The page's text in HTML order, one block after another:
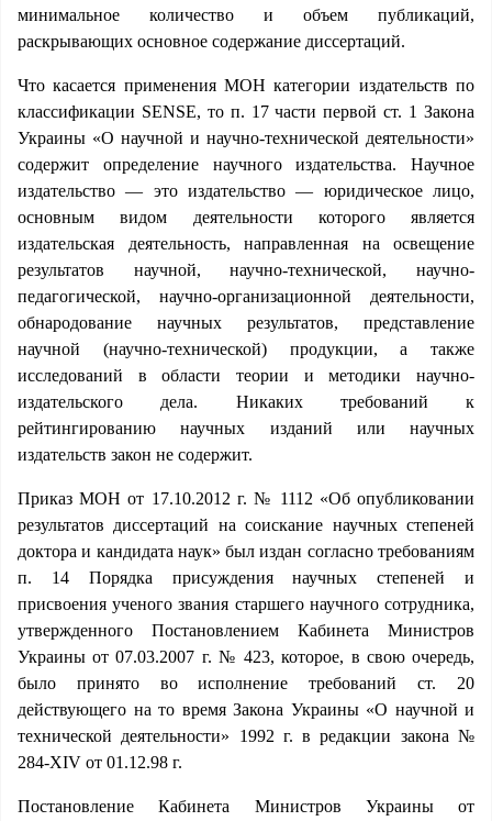
минимальное количество и объем публикаций,
раскрывающих основное содержание диссертаций.
Что касается применения МОН категории издательств по
классификации SENSE, то п. 17 части первой ст. 1 Закона
Украины «О научной и научно-технической деятельности»
содержит определение научного издательства. Научное
издательство — это издательство — юридическое лицо,
основным видом деятельности которого является
издательская деятельность, направленная на освещение
результатов научной, научно-технической, научно-
педагогической, научно-организационной деятельности,
обнародование научных результатов, представление
научной (научно-технической) продукции, а также
исследований в области теории и методики научно-
издательского дела. Никаких требований к
рейтингированию научных изданий или научных
издательств закон не содержит.
Приказ МОН от 17.10.2012 г. № 1112 «Об опубликовании
результатов диссертаций на соискание научных степеней
доктора и кандидата наук» был издан согласно требованиям
п. 14 Порядка присуждения научных степеней и
присвоения ученого звания старшего научного сотрудника,
утвержденного Постановлением Кабинета Министров
Украины от 07.03.2007 г. № 423, которое, в свою очередь,
было принято во исполнение требований ст. 20
действующего на то время Закона Украины «О научной и
технической деятельности» 1992 г. в редакции закона №
284-XIV от 01.12.98 г.
Постановление Кабинета Министров Украины от